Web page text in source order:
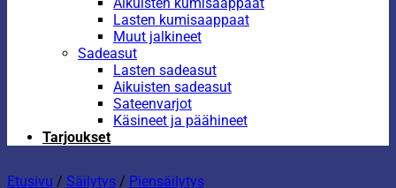
Lasten kumisaappaat
Muut jalkineet
Sadeasut
Lasten sadeasut
Aikuisten sadeasut
Sateenvarjot
Käsineet ja päähineet
Tarjoukset
Etusivu / Säilytys / Piensäilytys